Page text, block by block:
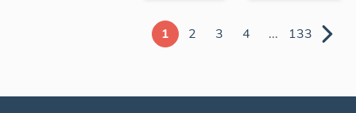
1 2 3 4 ... 133